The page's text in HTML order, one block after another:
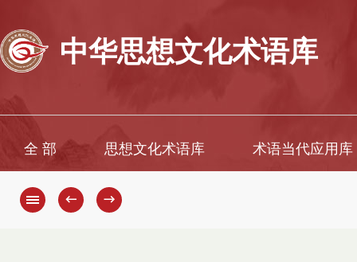
中华思想文化术语库
全 部 思想文化术语库 术语当代应用库
← →